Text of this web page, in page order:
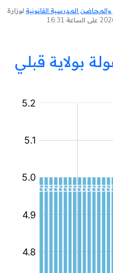
المدرسية القانونية لوزارة
بولاية قبلي
مركب